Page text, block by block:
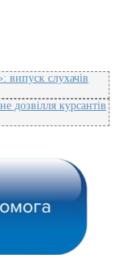
випуск слухачів
дозвілля курсантів